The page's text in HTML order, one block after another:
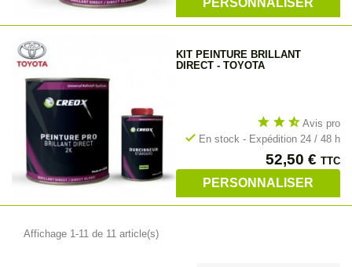
PERSONNALISER
KIT PEINTURE BRILLANT
DIRECT - TOYOTA
star star star_half Avis pro
check En stock - Expédition 24 / 48 h
Prix
52,50 € TTC
PERSONNALISER
Affichage 1-11 de 11 article(s)